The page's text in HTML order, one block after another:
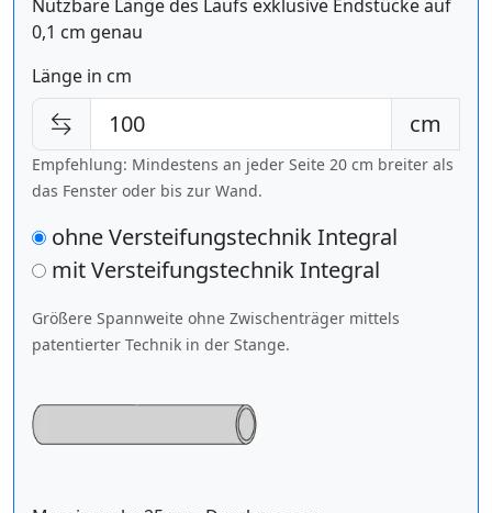
Nutzbare Länge des Laufs exklusive Endstücke auf
0,1 cm genau
Länge in cm
cm
Empfehlung: Mindestens an jeder Seite 20 cm breiter als
das Fenster oder bis zur Wand.
ohne Versteifungstechnik Integral
mit VersteifungstechnikIntegral
Größere Spannweite ohne Zwischenträger mittels
patentierter Technik in der Stange.